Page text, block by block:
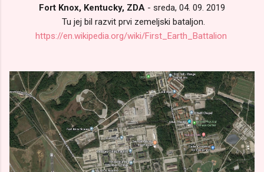
Fort Knox, Kentucky, ZDA - sreda, 04. 09. 2019
Tu jej bil razvit prvi zemeljski bataljon.
https://en.wikipedia.org/wiki/First_Earth_Battalion